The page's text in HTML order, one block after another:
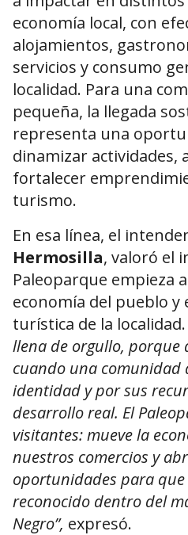
economía local, con
alojamientos,
servicios y consumo
localidad. Para una
pequeña, la llegada
representa una
dinamizar actividades,
fortalecer
turismo.
En esa línea, el
Hermosilla, valoró el
Paleoparque empieza
economía del pueblo y
turística de la localidad.
llena de orgullo, porque
cuando una comunidad
identidad y por sus
desarrollo real. El
visitantes: mueve la
nuestros comercios y
oportunidades para que
reconocido dentro del
Negro”, expresó.